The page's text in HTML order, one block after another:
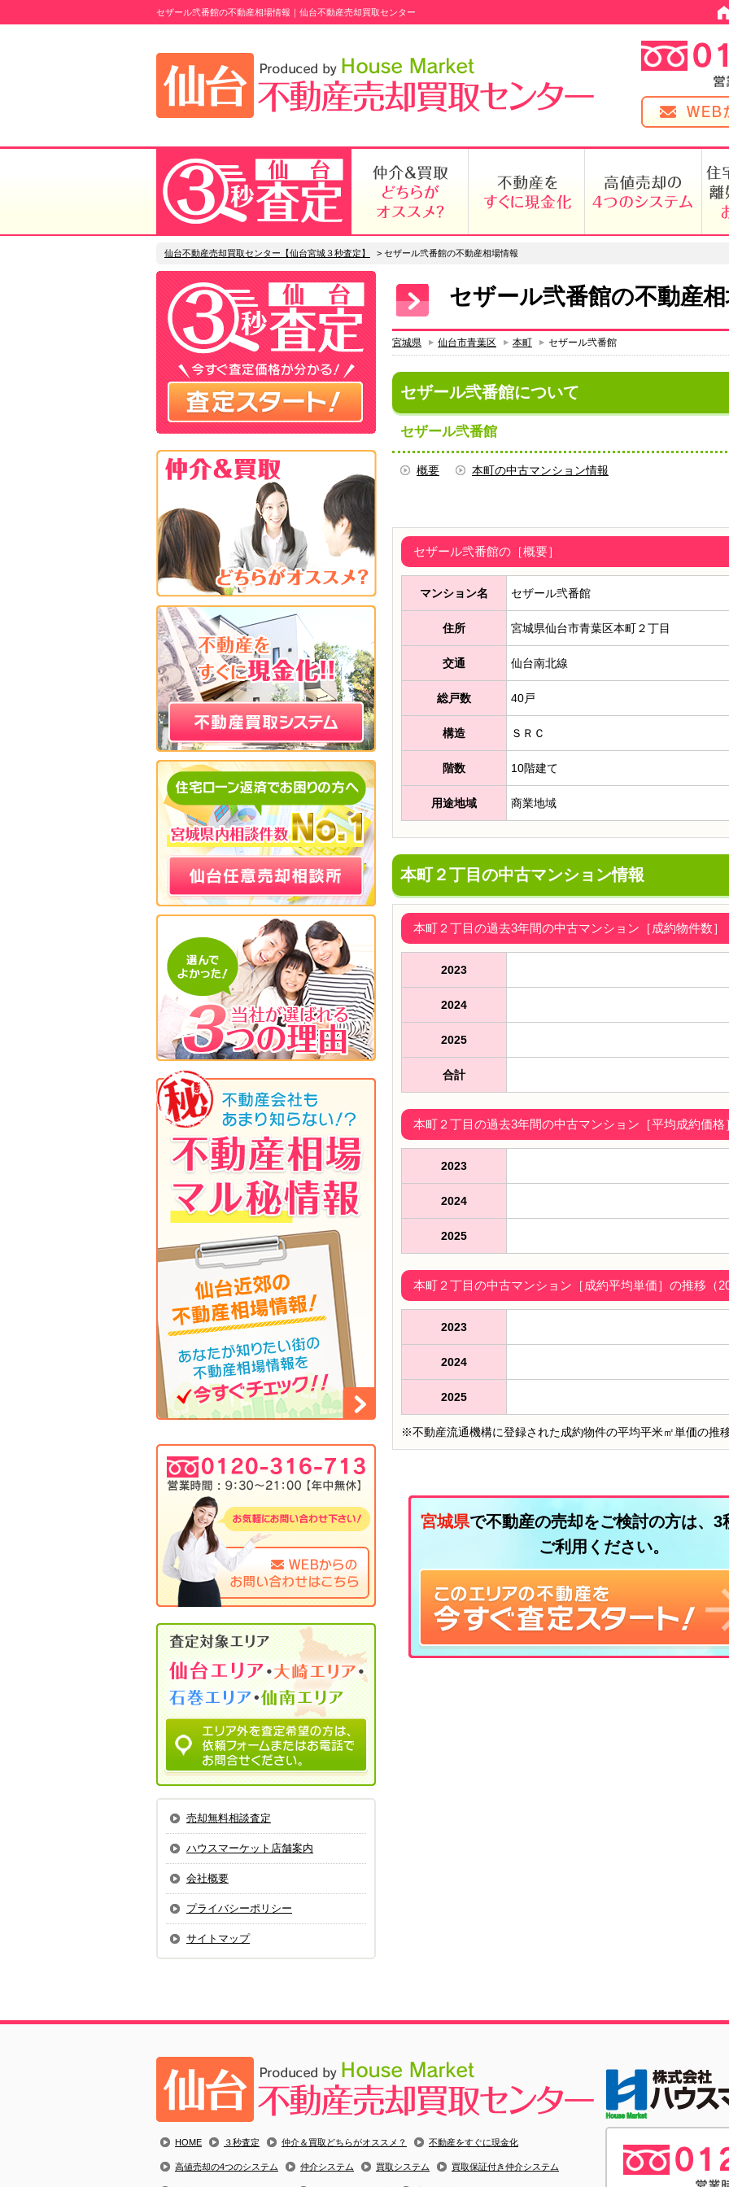
セザール弐番館の不動産相場情報｜仙台不動産売却買取センター
仙台不動産売却買取センター【仙台宮城３秒査定】 > セザール弐番館の不動産相場情報
売却無料相談査定
ハウスマーケット店舗案内
会社概要
プライバシーポリシー
サイトマップ
セザール弐番館の不動産
宮城県 仙台市青葉区 本町 セザール弐番館
セザール弐番館について
セザール弐番館
概要 本町の中古マンション情報
セザール弐番館の［概要］
マンション名 セザール弐番館
住所 宮城県仙台市青葉区本町２丁目
交通 仙台南北線
総戸数 40戸
構造 ＳＲＣ
階数 10階建て
用途地域 商業地域
本町２丁目の中古マンション情報
本町２丁目の過去3年間の中古マンション［成約物件数］
2023
2024
2025
合計
本町２丁目の過去3年間の中古マンション［平均成約価格
2023
2024
2025
本町２丁目の中古マンション［成約平均単価］の推移（
2023
2024
2025
※不動産流通機構に登録された成約物件の平均平米㎡単価の推
宮城県で不動産の売却をご検討の方は、3
ご利用ください。
HOME ３秒査定 仲介＆買取どちらがオススメ？ 不動産をすぐに現金化
高値売却の4つのシステム 仲介システム 買取システム 買取保証付き仲介システム